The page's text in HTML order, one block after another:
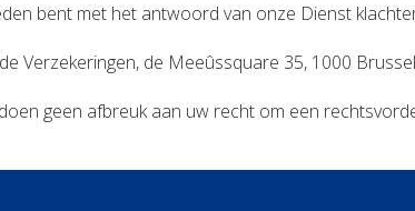
bent met het antwoord van onze Dienst
Verzekeringen, de Meeûssquare 35, 1000
geen afbreuk aan uw recht om een